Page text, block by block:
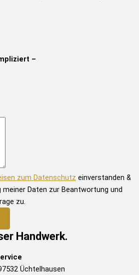
–
zum Datenschutz einverstanden &
Daten zur Beantwortung und
zu.
Handwerk.
Üchtelhausen